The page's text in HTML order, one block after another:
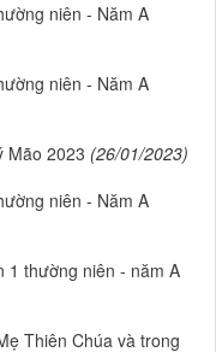
niên - Năm A
niên - Năm A
Mão 2023 (26/01/2023)
niên - Năm A
1 thường niên - năm A
Thiên Chúa và trong